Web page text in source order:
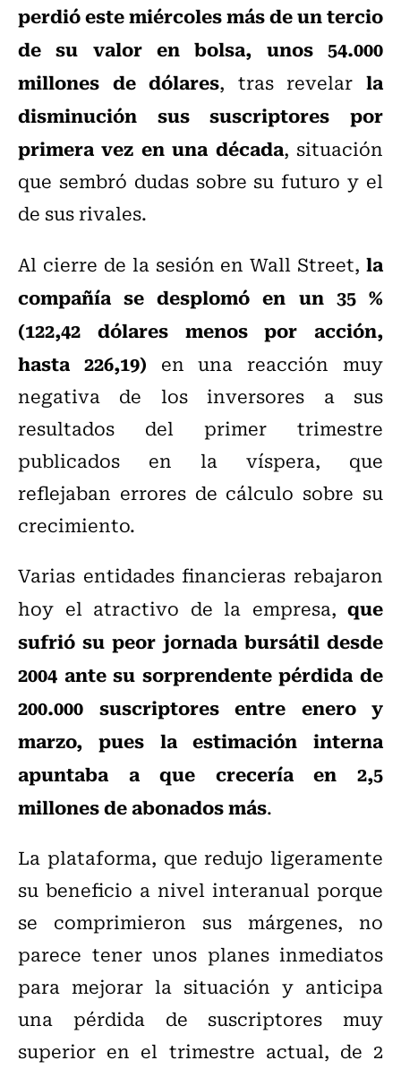
perdió este miércoles más de un tercio
de su valor en bolsa, unos 54.000
millones de dólares, tras revelarla
disminución sus suscriptores por
primera vez en una década, situación
que sembró dudas sobre su futuro y el
de sus rivales.
Al cierre de la sesión en Wall Street, la
compañía se desplomó en un 35 %
(122,42 dólares menos por acción,
hasta 226,19) en una reacción muy
negativa de los inversores a sus
resultados del primer trimestre
publicados en la víspera, que
reflejaban errores de cálculo sobre su
crecimiento.
Varias entidades financieras rebajaron
hoy el atractivo de la empresa, que
sufrió su peor jornada bursátil desde
2004 ante su sorprendente pérdida de
200.000 suscriptores entre enero y
marzo, pues la estimación interna
apuntaba a que crecería en 2,5
millones de abonados más.
La plataforma, que redujo ligeramente
su beneficio a nivel interanual porque
se comprimieron sus márgenes, no
parece tener unos planes inmediatos
para mejorar la situación y anticipa
una pérdida de suscriptores muy
superior en el trimestre actual, de 2